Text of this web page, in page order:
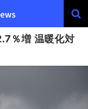
％増 温暖化対